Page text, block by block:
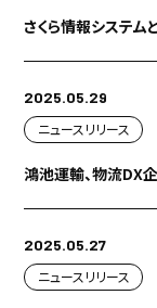
さくら情報システ
2025.05.29
ニュースリリース
鴻池運輸、物流DX
2025.05.27
ニュースリリース